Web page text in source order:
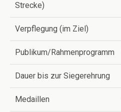
Strecke)
Verpflegung (im Ziel)
Publikum/Rahmenprogramm
Dauer bis zur Siegerehrung
Medaillen